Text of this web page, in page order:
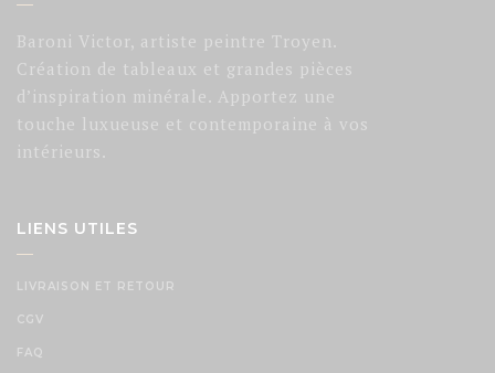
Baroni Victor, artiste peintre Troyen.
Création de tableaux et grandes pièces
d’inspiration minérale. Apportez une
touche luxueuse et contemporaine à vos
intérieurs.
LIENS UTILES
LIVRAISON ET RETOUR
CGV
FAQ